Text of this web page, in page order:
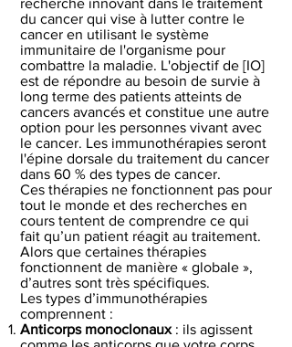
recherche innovant dans le traitement
du cancer qui vise à lutter contre le
cancer en utilisant le système
immunitaire de l'organisme pour
combattre la maladie. L'objectif de [IO]
est de répondre au besoin de survie à
long terme des patients atteints de
cancers avancés et constitue une autre
option pour les personnes vivant avec
le cancer. Les immunothérapies seront
l'épine dorsale du traitement du cancer
dans 60 % des types de cancer.
Ces thérapies ne fonctionnent pas pour
tout le monde et des recherches en
cours tentent de comprendre ce qui
fait qu’un patient réagit au traitement.
Alors que certaines thérapies
fonctionnent de manière « globale »,
d’autres sont très spécifiques.
Les types d’immunothérapies
comprennent :
Anticorps monoclonaux: ils agissent